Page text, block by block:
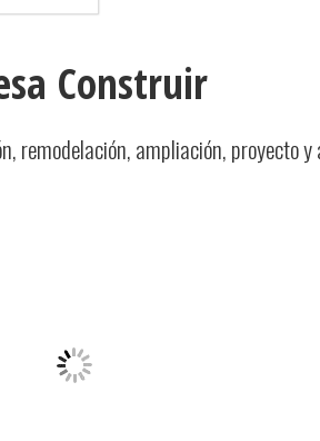
Construir
remodelación, ampliación, proyecto